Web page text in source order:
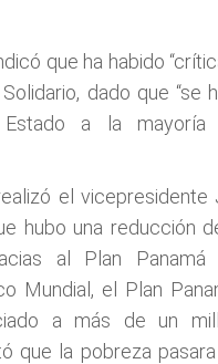
que ha habido
dado que “se
a la mayoría
el vicepresidente
hubo una reducción
al Plan Panamá
Mundial, el Plan
a más de un
que la pobreza pasara